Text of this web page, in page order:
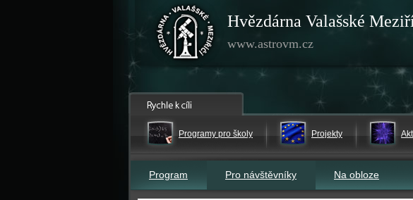
Hvězdárna Valašské
www.astrovm.cz
Programy pro školy Projekty
Program Pro návštěvníky Na obloze